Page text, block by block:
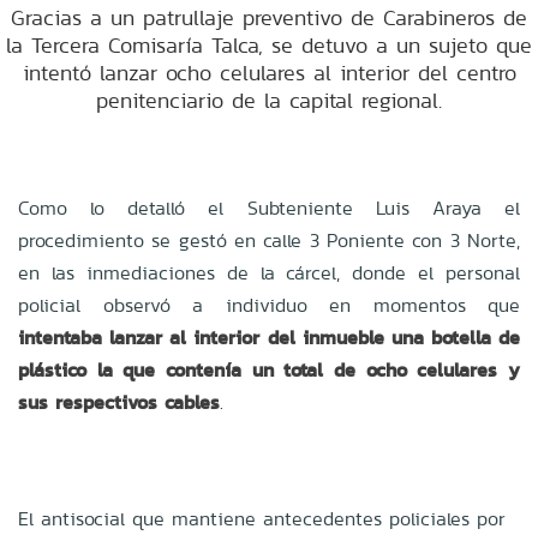
Gracias a un patrullaje preventivo de Carabineros de
la Tercera Comisaría Talca, se detuvo a un sujeto que
intentó lanzar ocho celulares al interior del centro
penitenciario de la capital regional.
Como lo detalló el Subteniente Luis Araya el
procedimiento se gestó en calle 3 Poniente con 3 Norte,
en las inmediaciones de la cárcel, donde el personal
policial observó a individuo en momentos que
intentaba lanzar al interior del inmueble una botella de
plástico la que contenía un total de ocho celulares y
sus respectivos cables.
El antisocial que mantiene antecedentes policiales por